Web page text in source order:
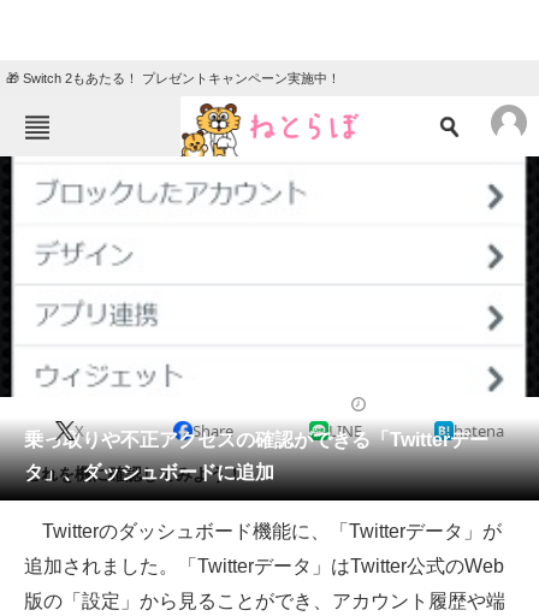
🎁 Switch 2もあたる！ プレゼントキャンペーン実施中！
TOP ニュース
エンタメ
動物
会員記事
メディア
注目記事を集めた総合ページ
ITの今と未来を見通す
乗っ取りや不正アクセスの確認ができる「Twitterデー
タ」、ダッシュボードに追加
X Share LINE hatena
これを機に確認してみよう！
Twitterのダッシュボード機能に、「Twitterデータ」が
追加されました。「Twitterデータ」はTwitter公式のWeb
版の「設定」から見ることができ、アカウント履歴や端